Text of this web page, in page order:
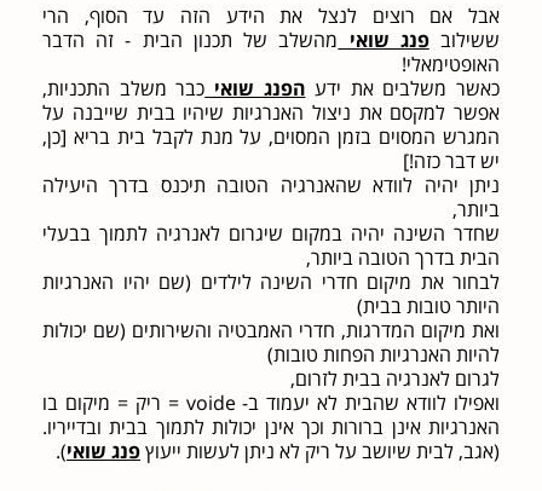
אבל אם רוצים לנצל את הידע הזה עד הסוף, הרי
ששילוב פנג שואי מהשלב של תכנון הבית - זה הדבר
האופטימאלי!
כאשר משלבים את ידע הפנג שואי כבר משלב התכניות,
אפשר למקסם את ניצול האנרגיות שיהיו בבית שייבנה על
המגרש המסוים בזמן המסוים, על מנת לקבל בית בריא [כן,
יש דבר כזה!]
ניתן יהיה לוודא שהאנרגיה הטובה תיכנס בדרך היעילה
ביותר,
שחדר השינה יהיה במקום שיגרום לאנרגיה לתמוך בבעלי
הבית בדרך הטובה ביותר,
לבחור את מיקום חדרי השינה לילדים (שם יהיו האנרגיות
היותר טובות בבית)
ואת מיקום המדרגות, חדרי האמבטיה והשירותים (שם יכולות
להיות האנרגיות הפחות טובות)
לגרום לאנרגיה בבית לזרום,
ואפילו לוודא שהבית לא יעמוד ב- voide = ריק = מיקום בו
האנרגיות אינן ברורות וכך אינן יכולות לתמוך בבית ובדייריו.
(אגב, לבית שיושב על ריק לא ניתן לעשות ייעוץפנג שואי).